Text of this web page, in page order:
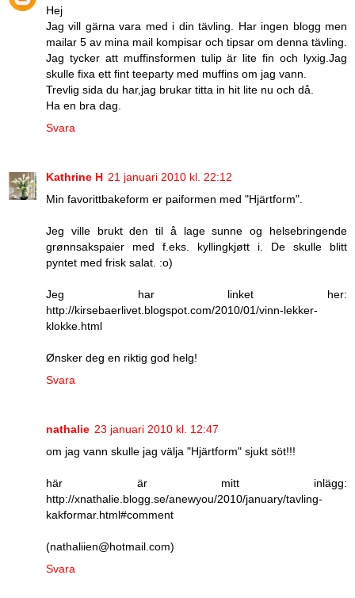
Hej
Jag vill gärna vara med i din tävling. Har ingen blogg men
mailar 5 av mina mail kompisar och tipsar om denna tävling.
Jag tycker att muffinsformen tulip är lite fin och lyxig.Jag
skulle fixa ett fint teeparty med muffins om jag vann.
Trevlig sida du har,jag brukar titta in hit lite nu och då.
Ha en bra dag.
Svara
Kathrine H 21 januari 2010 kl. 22:12
Min favorittbakeform er paiformen med "Hjärtform".
Jeg ville brukt den til å lage sunne og helsebringende
grønnsakspaier med f.eks. kyllingkjøtt i. De skulle blitt
pyntet med frisk salat. :o)
Jeg har linket her:
http://kirsebaerlivet.blogspot.com/2010/01/vinn-lekker-
klokke.html
Ønsker deg en riktig god helg!
Svara
nathalie 23 januari 2010 kl. 12:47
om jag vann skulle jag välja "Hjärtform" sjukt söt!!!
här är mitt inlägg:
http://xnathalie.blogg.se/anewyou/2010/january/tavling-
kakformar.html#comment
(nathaliien@hotmail.com)
Svara